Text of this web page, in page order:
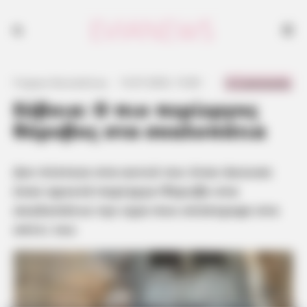
Εύβοια: Ο πιο περίεργος
θόρυβος στα σκαλοπάτια
σκαλοπάτια την ώρα που επέστρεφε στο